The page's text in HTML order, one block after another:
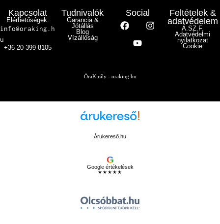
Kapcsolat
Elérhetőségek:
info@oraking.h
u
+36 20 399 8105
Tudnivalók
Garancia &
Jótállás
Blog
Vízállóság
Social
Feltételek &
adatvédelem
Á.SZ.F.
Adatvédelmi
nyilatkozat
Cookie
ÓraKirály - oraking.hu
Árukereső.hu
G
Google értékelések
★★★★★